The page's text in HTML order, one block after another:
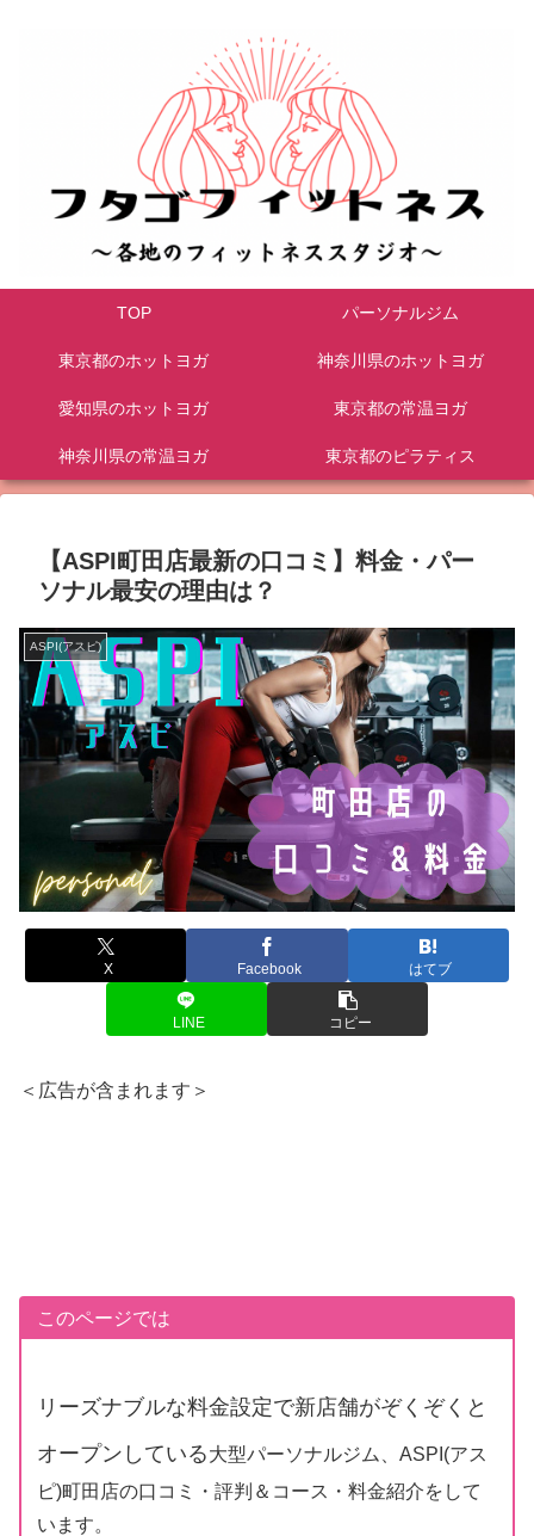
TOP パーソナルジム
東京都のホットヨガ 神奈川県のホットヨガ
愛知県のホットヨガ 東京都の常温ヨガ
神奈川県の常温ヨガ 東京都のピラティス
【ASPI町田店最新の口コミ】料金・パー
ソナル最安の理由は？
ASPI(アスピ)
X Facebook はてブ
LINE コピー
＜広告が含まれます＞
このページでは
リーズナブルな料金設定で新店舗がぞくぞくと
オープンしている大型パーソナルジム、ASPI(アス
ピ)町田店の口コミ・評判＆コース・料金紹介をして
います。